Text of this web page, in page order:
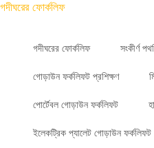
গদীঘরের ফোর্কলিফ
গদীঘরের ফোর্কলিফ সংকীর্ণ
গোড়াউন ফর্কলিফট প্রশিক্ষণ
পোর্টেবল গোড়াউন ফর্কলিফট
ইলেকট্রিক প্যালেট গোড়াউন ফর্কলিফট